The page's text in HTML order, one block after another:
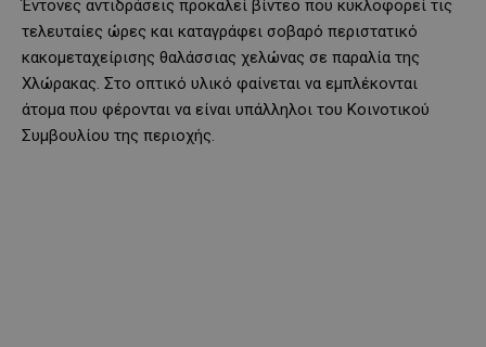
Έντονες αντιδράσεις προκαλεί βίντεο που κυκλοφορεί τις
τελευταίες ώρες και καταγράφει σοβαρό περιστατικό
κακομεταχείρισης θαλάσσιας χελώνας σε παραλία της
Χλώρακας. Στο οπτικό υλικό φαίνεται να εμπλέκονται
άτομα που φέρονται να είναι υπάλληλοι του Κοινοτικού
Συμβουλίου της περιοχής.